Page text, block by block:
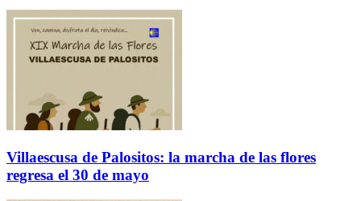
Villaescusa de Palositos: la marcha de las flores
regresa el 30 de mayo